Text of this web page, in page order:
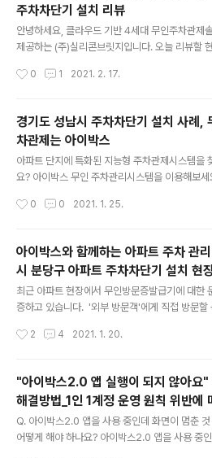
주차차단기 설치 리뷰
안녕하세요, 클라우드 기반 4세대 무인주차관제
제공하는 (주)실리콘브릿지입니다. 오늘 리뷰할
하나인 만큼 차단바 일체형 차량번호인식기 AIO
발급기에 대한 문의 수가 꾸준히 증가하고 있는데
또한 외부방문객관리솔루션에 높은 점수를 주시고
진행한 현장입니다. 기존에 설치된 주차관제시스
민 데이터밖에 관리하지 못해 외부 방문객의 경우
부재할 경우 외부방문객 차량이 관리되지 않아 정
스 ..
0 1 2021. 2. 17.
경기도 성남시 주차차단기 설치 사례,
차관제는 아이박스
아파트 단지에 특화된 지능형 주차관제시스템을
요? 아이박스 무인 주차관리시스템을 이용해보세
단계(입주민 방문객, 상시방문객, 불법방문객)로
급 아파트 단지도 아이박스 주차관제시스템을 도
다. 설치 완료된 모습부터 보여드리겠습니다. ​ 아
에서 주차 차단기 설치를 고민하시는 이유는 다음
니다. 첫째, 외부인으로부터 주차장을 보호해 주
차난 해소 둘째, 신원을 알 수 없는 외부 방문객을
명성 고려 아파트 단지의 가장 큰 걱정이라면 주차
0 0 2021. 1. 25.
아이박스와 함께하는 아파트 주차 관
시 분당구 아파트 주차차단기 설치 현
최근 아파트 현장에서 무인방문증발급기에 대한
증하고 있습니다. ​ '외부 방문객'에게 직접 방문할
들이 관심을 주시는 것 같습니다. 기존의 차량번호
경우 경비실(혹은 관리사무소) 호출을 통해 입차
인받아야 했습니다. 아무래도 사람이 직접 관리
다 보니 업무가 바쁠 때 호출 이유를 대충 듣고 차
어주어 입주민들의 불만이 제기된 사례도 있습니
실에서 직접 수기로 작성하든, 입주민에게 손님
2 4 2021. 1. 20.
"아이박스2.0 앱 실행이 되지 않아요"
해결방법_1인 1계정 운영 원칙 위반에
정 블락 상태 안내
Q. 아이박스2.0 앱을 사용 중인데 화면이 멈춘
어떻게 해야 하나요? 아이박스2.0 앱을 사용 중